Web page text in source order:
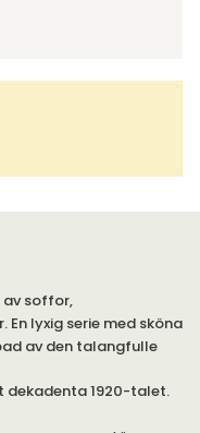
hela ordern
av soffor,
lyxig serie med sköna
av den talangfulle
dekadenta 1920-talet.